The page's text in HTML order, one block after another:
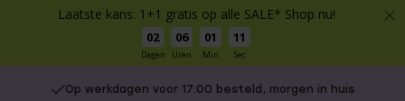
Laatste kans: 1+1 gratis op alle SALE* Shop nu!
02
Dagen
06
Uren
01
Min
11
Sec
Op werkdagen voor 17:00 besteld, morgen in huis